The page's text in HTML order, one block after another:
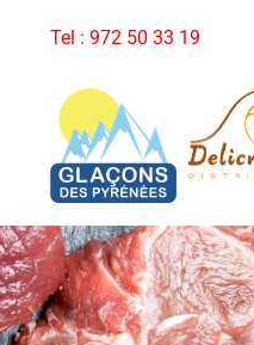
Tel : 972 50 33 19